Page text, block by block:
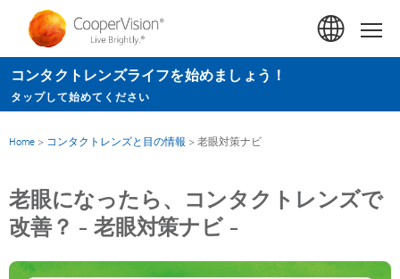
ン
コ
ン
に
移
コンタクトレンズライフを始めましょう！
タップして始めてください
Home > コンタクトレンズと目の情報 >老眼対策ナビ
老眼になったら、コンタクトレンズで
改善？ - 老眼対策ナビ -